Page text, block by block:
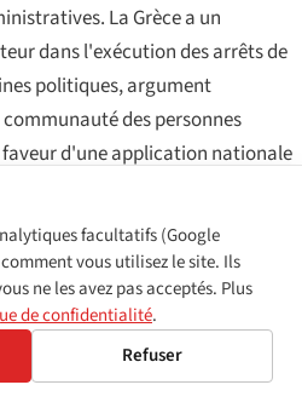
La Grèce a un
dans l'exécution des arrêts de
politiques, argument
des personnes
d'une application nationale
RÉALISTE POUR 2026
public grec ne satisfaisant
surveillance de la DAW,
injonction corrective
facultatifs (Google
vous utilisez le site. Ils
ne les avez pas acceptés. Plus
de confidentialité.
Refuser